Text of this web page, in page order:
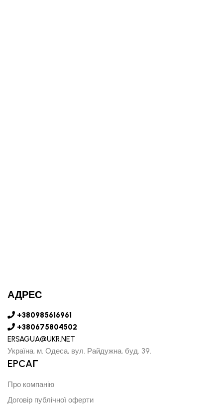
АДРЕС
+380985616961
+380675804502
ERSAGUA@UKR.NET
Україна, м. Одеса, вул. Райдужна, буд. 39.
EPCAГ
Про компанію
Договір публічної оферти